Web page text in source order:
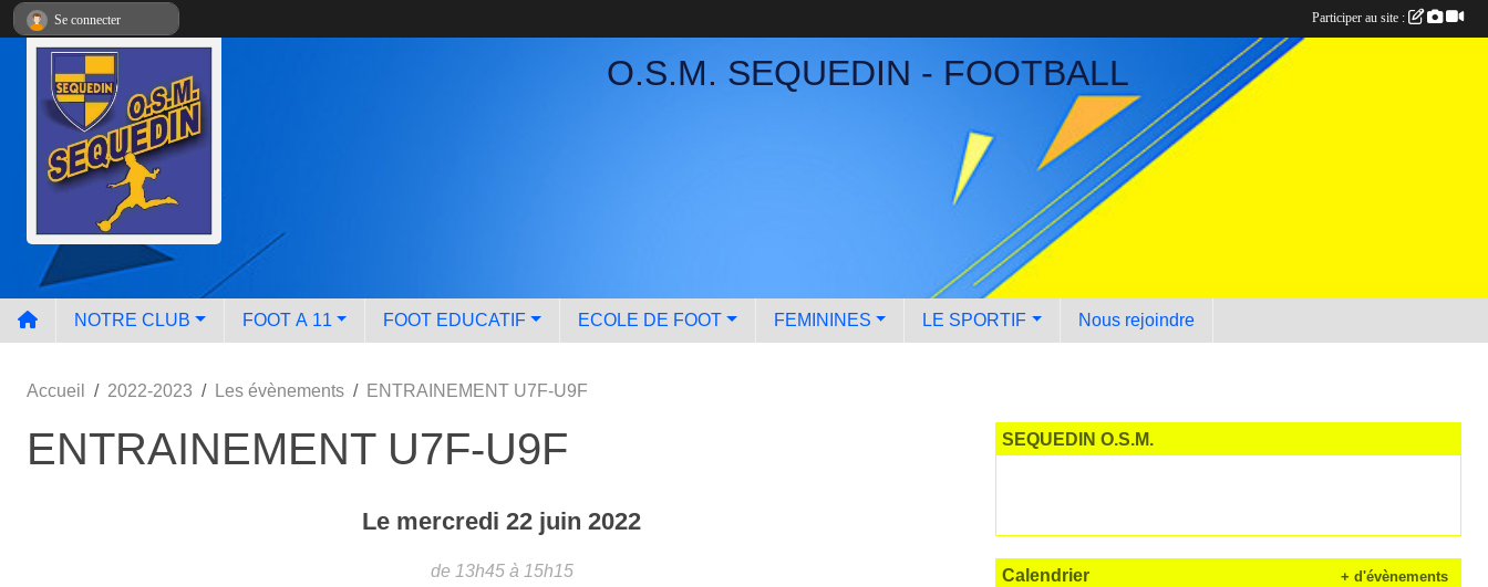
O.S.M. SEQUEDIN - FOOTBALL
NOTRE CLUB FOOT A 11 FOOT EDUCATIF ECOLE DE FOOT FEMININES LE SPORTIF Nous rejoindre
Accueil 2022-2023 Les évènements ENTRAINEMENT U7F-U9F
ENTRAINEMENT U7F-U9F
Le mercredi22 juin 2022
de 13h45 à 15h15
SEQUEDIN O.S.M.
Calendrier + d'évènements
Se connecter Participer au site :
Panneau de gestion des cookies